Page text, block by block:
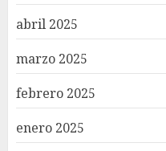
abril 2025
marzo 2025
febrero 2025
enero 2025